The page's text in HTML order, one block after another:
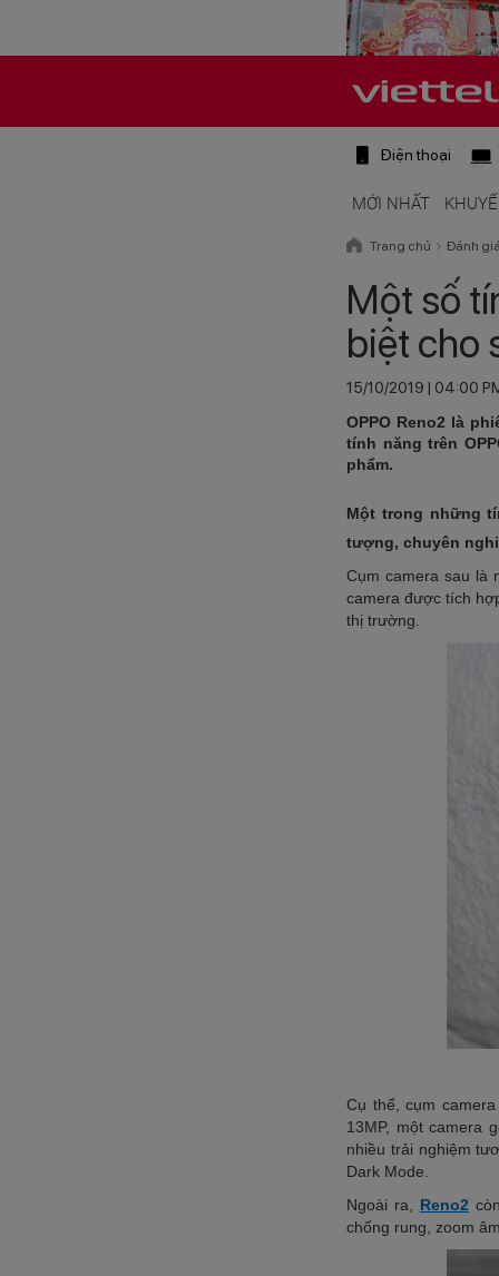
Điện thoại
MỚI NHẤT
Trang chủ Đánh
Một số
biệt cho
15/10/2019 | 04:00
OPPO Reno2 là
tính năng trên
phẩm.
Một trong những
tượng, chuyên
Cụm camera sau là
camera được tích
thị trường.
Cụ thể, cụm
13MP, một camera
nhiều trải nghiệm
Dark Mode.
Ngoài ra, Reno2
chống rung, zoom